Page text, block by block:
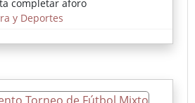
completar aforo
y Deportes